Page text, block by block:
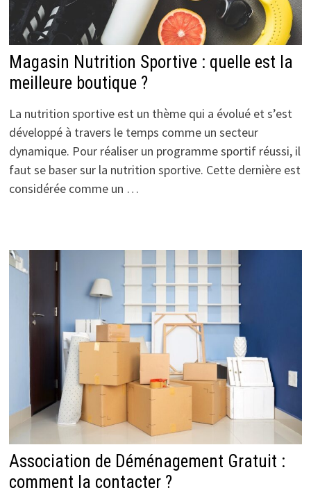
Magasin Nutrition Sportive : quelle est la
meilleure boutique ?
La nutrition sportive est un thème qui a évolué et s’est
développé à travers le temps comme un secteur
dynamique. Pour réaliser un programme sportif réussi, il
faut se baser sur la nutrition sportive. Cette dernière est
considérée comme un …
Association de Déménagement Gratuit :
comment la contacter ?